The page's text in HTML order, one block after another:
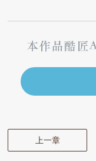
上一章